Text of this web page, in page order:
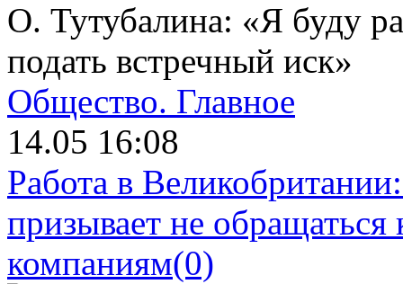
О. Тутубалина: «Я буду
подать встречный иск»
Общество. Главное
14.05 16:08
Работа в
призывает не
компаниям(0)